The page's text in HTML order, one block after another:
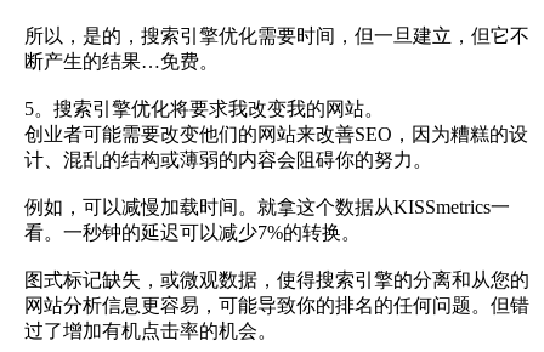
所以，是的，搜索引擎优化需要时间，但一旦建立，但它不
断产生的结果…免费。
5。搜索引擎优化将要求我改变我的网站。
创业者可能需要改变他们的网站来改善SEO，因为糟糕的设
计、混乱的结构或薄弱的内容会阻碍你的努力。
例如，可以减慢加载时间。就拿这个数据从KISSmetrics一
看。一秒钟的延迟可以减少7%的转换。
图式标记缺失，或微观数据，使得搜索引擎的分离和从您的
网站分析信息更容易，可能导致你的排名的任何问题。但错
过了增加有机点击率的机会。